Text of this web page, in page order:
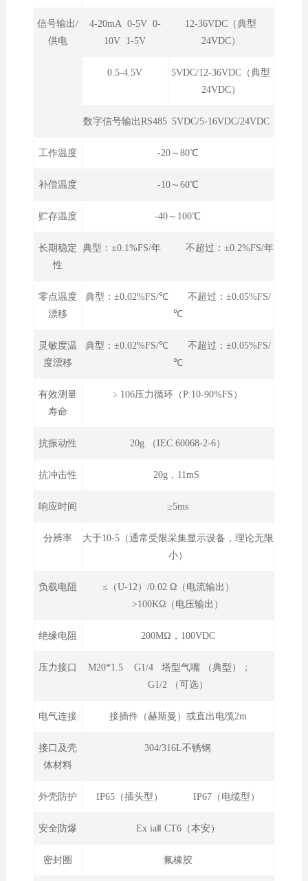
信号输出/
供电
4-20mA 0-5V 0-
10V 1-5V
12-36VDC（典型
24VDC）
0.5-4.5V
5VDC/12-36VDC（典型
24VDC）
数字信号输出RS485 5VDC/5-16VDC/24VDC
工作温度 -20～80℃
补偿温度 -10～60℃
贮存温度 -40～100℃
长期稳定
性
典型：±0.1%FS/年 不超过：±0.2%FS/年
零点温度
漂移
典型：±0.02%FS/℃ 不超过：±0.05%FS/
℃
灵敏度温
度漂移
典型：±0.02%FS/℃ 不超过：±0.05%FS/
℃
有效测量
寿命
﹥106压力循环（P:10-90%FS）
抗振动性 20g （IEC 60068-2-6）
抗冲击性 20g，11mS
响应时间 ≥5ms
分辨率
大于10-5（通常受限采集显示设备，理论无限
小）
负载电阻
≤（U-12）/0.02 Ω（电流输出）
>100KΩ（电压输出）
绝缘电阻 200MΩ，100VDC
压力接口
M20*1.5 G1/4 塔型气嘴 （典型）；
G1/2 （可选）
电气连接 接插件（赫斯曼）或直出电缆2m
接口及壳
体材料
304/316L不锈钢
外壳防护 IP65（插头型） IP67（电缆型）
安全防爆 Ex iaⅡ CT6（本安）
密封圈 氟橡胶